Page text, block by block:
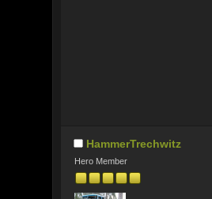
HammerTrechwitz
Hero Member